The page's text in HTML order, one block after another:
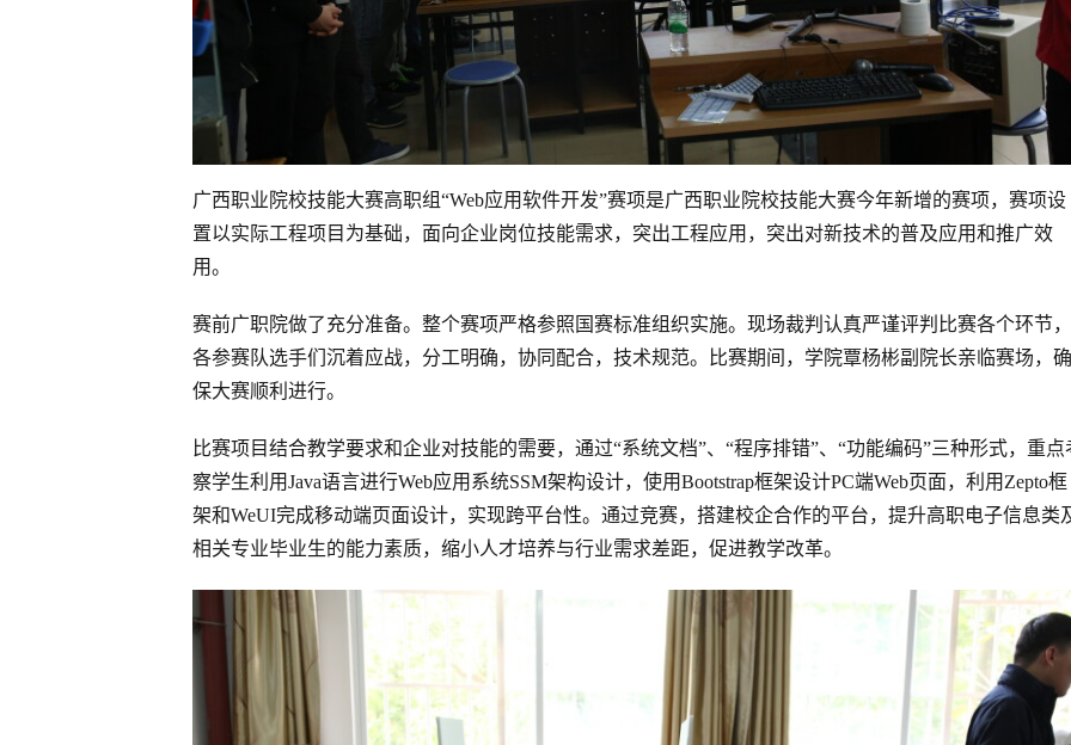
广西职业院校技能大赛高职组“Web应用软件开发”赛项是广西职业院校技能大赛今年新增的赛项，赛项设
置以实际工程项目为基础，面向企业岗位技能需求，突出工程应用，突出对新技术的普及应用和推广效
用。
赛前广职院做了充分准备。整个赛项严格参照国赛标准组织实施。现场裁判认真严谨评判比赛各个环节
各参赛队选手们沉着应战，分工明确，协同配合，技术规范。比赛期间，学院覃杨彬副院长亲临赛场，
保大赛顺利进行。
比赛项目结合教学要求和企业对技能的需要，通过“系统文档”、“程序排错”、“功能编码”三种形式，重点
察学生利用Java语言进行Web应用系统SSM架构设计，使用Bootstrap框架设计PC端Web页面，利用Zepto框
架和WeUI完成移动端页面设计，实现跨平台性。通过竞赛，搭建校企合作的平台，提升高职电子信息类
相关专业毕业生的能力素质，缩小人才培养与行业需求差距，促进教学改革。